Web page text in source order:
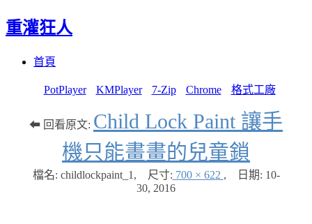
重灌狂人
首頁
PotPlayer KMPlayer 7-Zip Chrome 格式工廠
⬅ 回看原文: Child Lock Paint 讓手
機只能畫畫的兒童鎖
檔名: childlockpaint_1 , 尺寸: 700 × 622 , 日期: 10-
30, 2016